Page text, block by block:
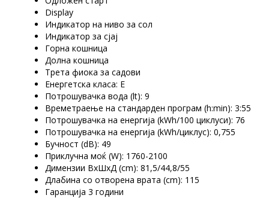
Display
Индикатор на ниво за сол
Индикатор за сјај
Горна кошница
Долна кошница
Трета фиока за садови
Енергетска класа: E
Потрошувачка вода (lt): 9
Времетраење на стандарден програм (h:min): 3:55
Потрошувачка на енергија (kWh/100 циклуси): 76
Потрошувачка на енергија (kWh/циклус): 0,755
Бучност (dB): 49
Приклучна моќ (W): 1760-2100
Димензии ВхШхД (cm): 81,5/44,8/55
Длабина со отворена врата (cm): 115
Гаранција 3 години